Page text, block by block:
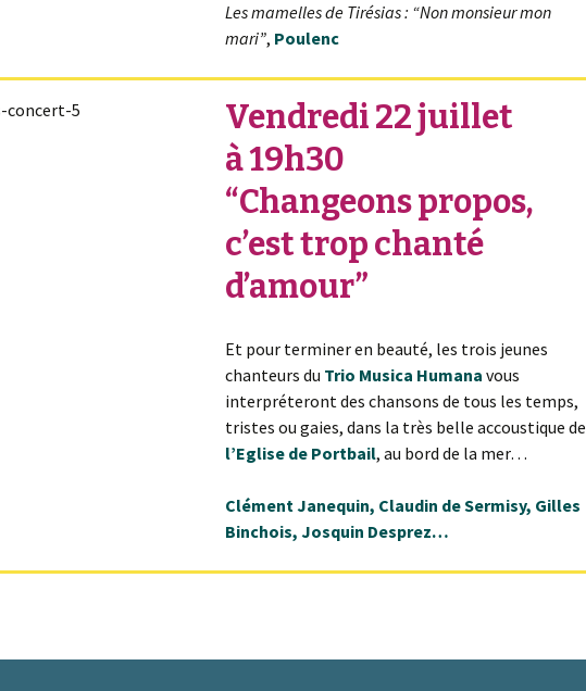
Les mamelles de Tirésias : “Non monsieur mon
mari”, Poulenc
Vendredi 22 juillet
à 19h30
“Changeons propos,
c’est trop chanté
d’amour”
Et pour terminer en beauté, les trois jeunes
chanteurs du Trio Musica Humana vous
interpréteront des chansons de tous les temps,
tristes ou gaies, dans la très belle accoustique de
l’Eglise de Portbail, au bord de la mer…
Clément Janequin, Claudin de Sermisy, Gilles
Binchois, Josquin Desprez…